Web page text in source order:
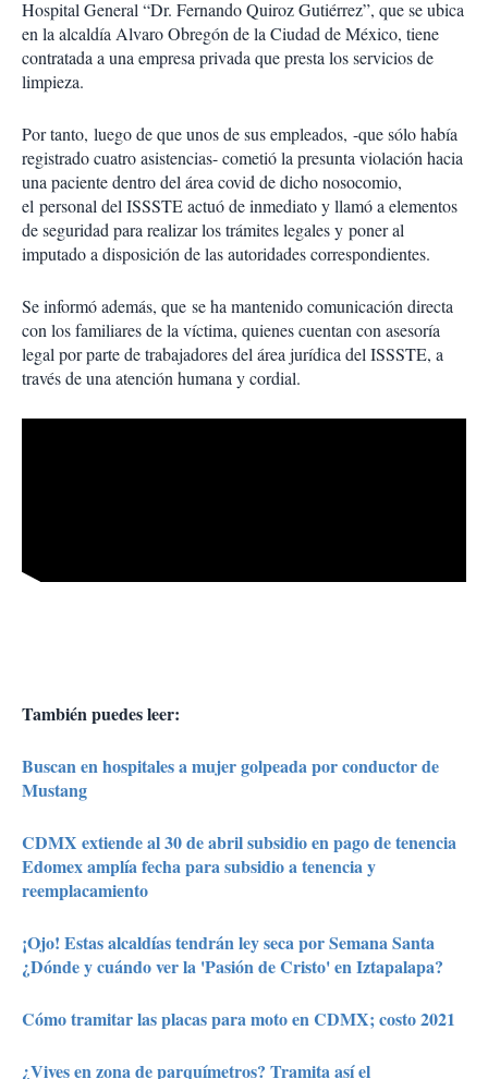
Hospital General “Dr. Fernando Quiroz Gutiérrez”, que se ubica
en la alcaldía Alvaro Obregón de la Ciudad de México, tiene
contratada a una empresa privada que presta los servicios de
limpieza.
Por tanto, luego de que unos de sus empleados, -que sólo había
registrado cuatro asistencias- cometió la presunta violación hacia
una paciente dentro del área covid de dicho nosocomio,
el personal del ISSSTE actuó de inmediato y llamó a elementos
de seguridad para realizar los trámites legales y poner al
imputado a disposición de las autoridades correspondientes.
Se informó además, que se ha mantenido comunicación directa
con los familiares de la víctima, quienes cuentan con asesoría
legal por parte de trabajadores del área jurídica del ISSSTE, a
través de una atención humana y cordial.
También puedes leer:
Buscan en hospitales a mujer golpeada por conductor de
Mustang
CDMX extiende al 30 de abril subsidio en pago de tenencia
Edomex amplía fecha para subsidio a tenencia y
reemplacamiento
¡Ojo! Estas alcaldías tendrán ley seca por Semana Santa
¿Dónde y cuándo ver la 'Pasión de Cristo' en Iztapalapa?
Cómo tramitar las placas para moto en CDMX; costo 2021
¿Vives en zona de parquímetros? Tramita así el